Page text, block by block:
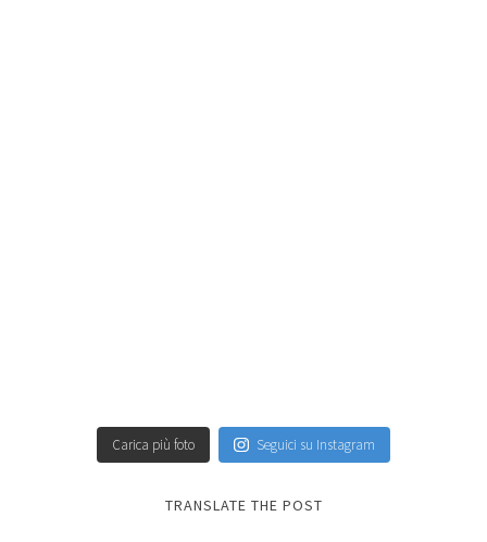
Carica più foto Seguici su Instagram
TRANSLATE THE POST